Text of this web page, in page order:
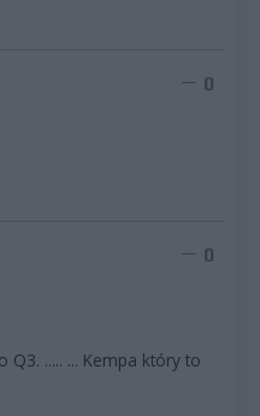
0
0
Q3. ..... ... Kempa który to